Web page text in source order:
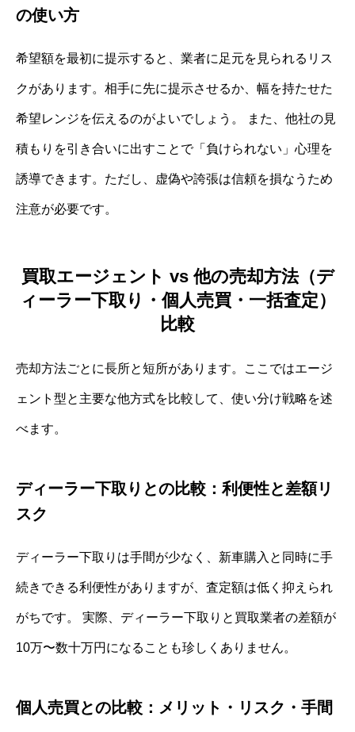
の使い方
希望額を最初に提示すると、業者に足元を見られるリス
クがあります。相手に先に提示させるか、幅を持たせた
希望レンジを伝えるのがよいでしょう。 また、他社の見
積もりを引き合いに出すことで「負けられない」心理を
誘導できます。ただし、虚偽や誇張は信頼を損なうため
注意が必要です。
買取エージェント vs 他の売却方法（デ
ィーラー下取り・個人売買・一括査定）
比較
売却方法ごとに長所と短所があります。ここではエージ
ェント型と主要な他方式を比較して、使い分け戦略を述
べます。
ディーラー下取りとの比較：利便性と差額リ
スク
ディーラー下取りは手間が少なく、新車購入と同時に手
続きできる利便性がありますが、査定額は低く抑えられ
がちです。 実際、ディーラー下取りと買取業者の差額が
10万〜数十万円になることも珍しくありません。
個人売買との比較：メリット・リスク・手間